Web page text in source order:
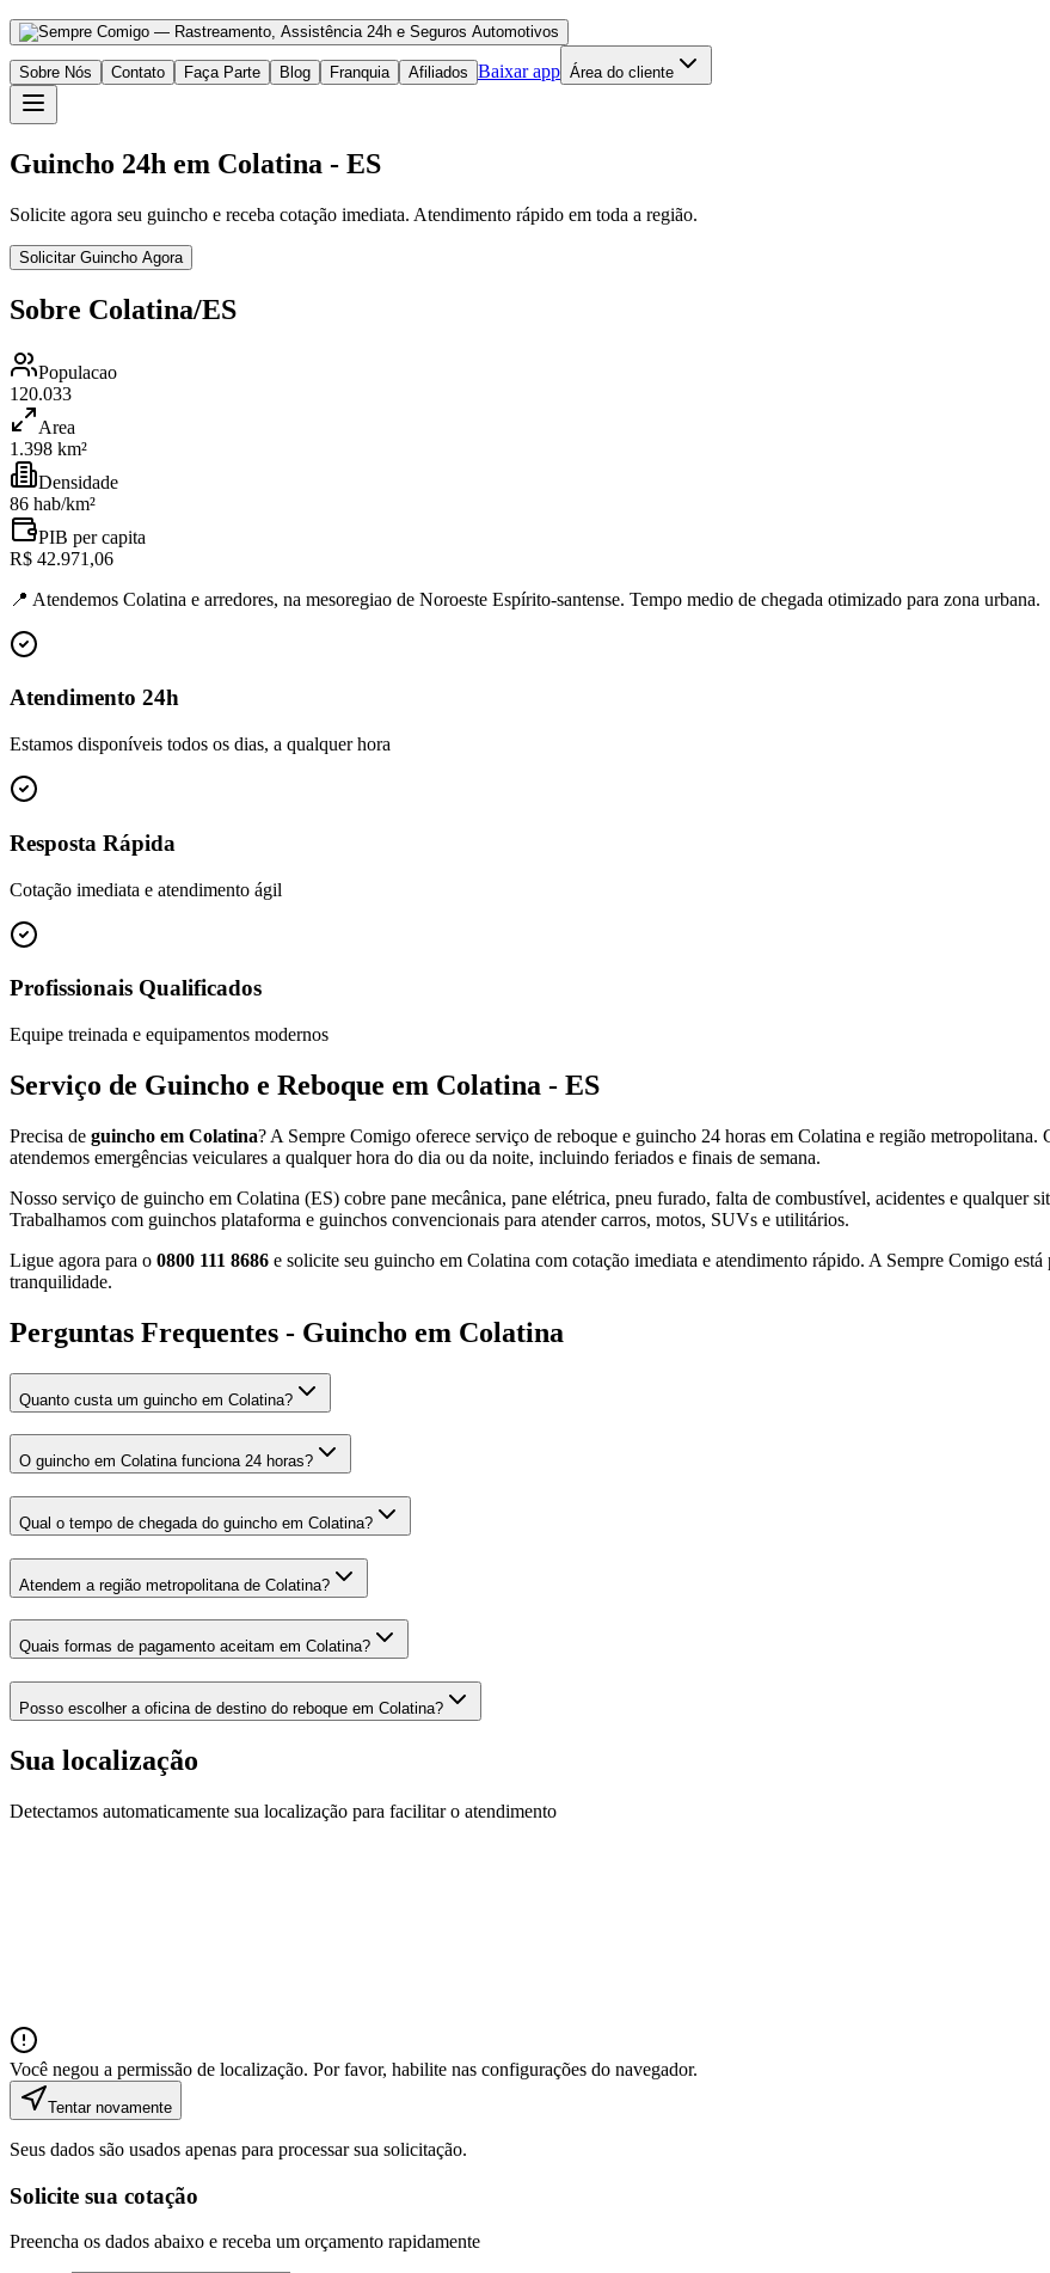
Sobre Nós Contato Faça Parte Blog Franquia Afiliados Baixar app Área do cliente
Guincho 24h em Colatina - ES
Solicite agora seu guincho e receba cotação imediata. Atendimento rápido em toda a região.
Solicitar Guincho Agora
Sobre Colatina/ES
Populacao
120.033
Area
1.398 km²
Densidade
86 hab/km²
PIB per capita
R$ 42.971,06
📍 Atendemos Colatina e arredores, na mesoregiao de Noroeste Espírito-santense. Tempo medio de chegada otimizado para zona urbana.
Atendimento 24h
Estamos disponíveis todos os dias, a qualquer hora
Resposta Rápida
Cotação imediata e atendimento ágil
Profissionais Qualificados
Equipe treinada e equipamentos modernos
Serviço de Guincho e Reboque em Colatina - ES
Precisa de guincho em Colatina? A Sempre Comigo oferece serviço de reboque e guincho 24 horas em Colatina e região
atendemos emergências veiculares a qualquer hora do dia ou da noite, incluindo feriados e finais de semana.
Nosso serviço de guincho em Colatina (ES) cobre pane mecânica, pane elétrica, pneu furado, falta de combustível, acidentes e qualquer
Trabalhamos com guinchos plataforma e guinchos convencionais para atender carros, motos, SUVs e utilitários.
Ligue agora para o 0800 111 8686 e solicite seu guincho em Colatina com cotação imediata e atendimento rápido. A Sempre Comigo
tranquilidade.
Perguntas Frequentes - Guincho em Colatina
Quanto custa um guincho em Colatina?
O guincho em Colatina funciona 24 horas?
Qual o tempo de chegada do guincho em Colatina?
Atendem a região metropolitana de Colatina?
Quais formas de pagamento aceitam em Colatina?
Posso escolher a oficina de destino do reboque em Colatina?
Sua localização
Detectamos automaticamente sua localização para facilitar o atendimento
Você negou a permissão de localização. Por favor, habilite nas configurações do navegador.
Tentar novamente
Seus dados são usados apenas para processar sua solicitação.
Solicite sua cotação
Preencha os dados abaixo e receba um orçamento rapidamente